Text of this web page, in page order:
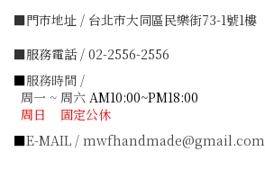
■門市地址 / 台北市大同區民樂街73-1號1樓
■服務電話 / 02-2556-2556
■服務時間 /
周一 ~ 周六 AM10:00~PM18:00
周日 固定公休
■E-MAIL / mwfhandmade@gmail.com